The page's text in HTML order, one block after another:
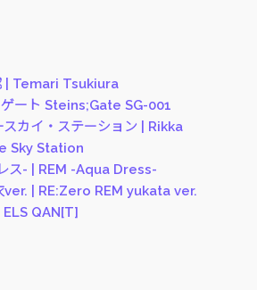
| Temari Tsukiura
ート Steins;Gate SG-001
スカイ・ステーション | Rikka
Sky Station
ス- | REM -Aqua Dress-
ver. | RE:Zero REM yukata ver.
ELS QAN[T]